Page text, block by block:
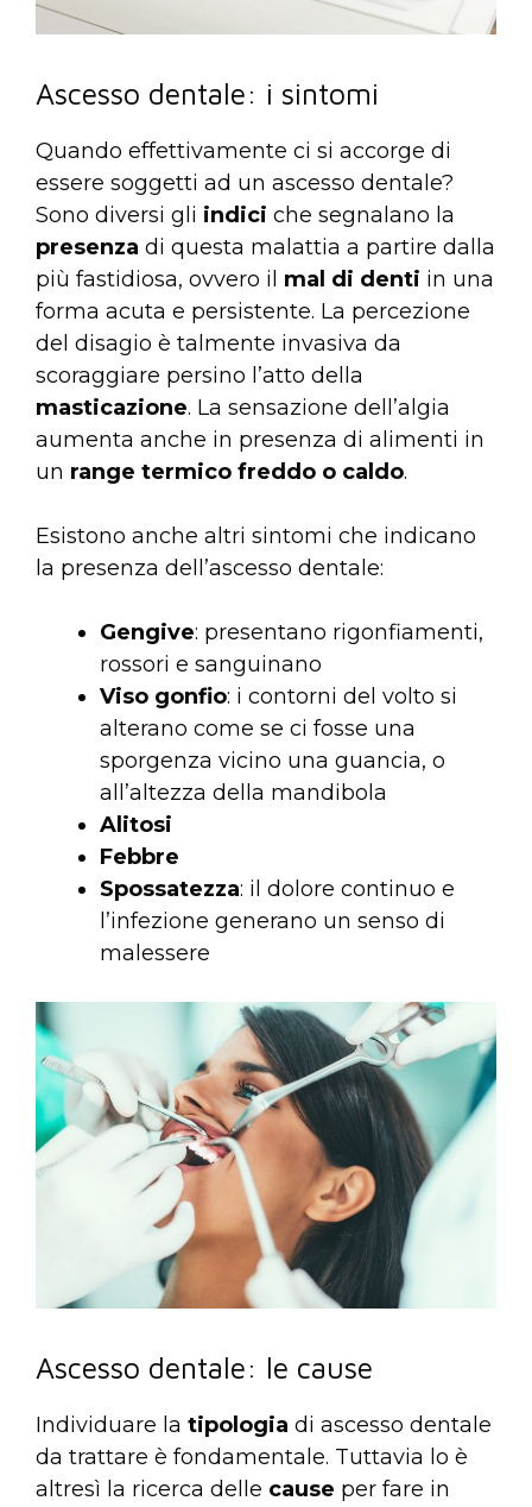
Ascesso dentale: i sintomi
Quando effettivamente ci si accorge di
essere soggetti ad un ascesso dentale?
Sono diversi gli indici che segnalano la
presenza di questa malattia a partire dalla
più fastidiosa, ovvero il mal di denti in una
forma acuta e persistente. La percezione
del disagio è talmente invasiva da
scoraggiare persino l’atto della
masticazione. La sensazione dell’algia
aumenta anche in presenza di alimenti in
un range termico freddo o caldo.
Esistono anche altri sintomi che indicano
la presenza dell’ascesso dentale:
Gengive: presentano rigonfiamenti,
rossori e sanguinano
Viso gonfio: i contorni del volto si
alterano come se ci fosse una
sporgenza vicino una guancia, o
all’altezza della mandibola
Alitosi
Febbre
Spossatezza: il dolore continuo e
l’infezione generano un senso di
malessere
Ascesso dentale: le cause
Individuare la tipologia di ascesso dentale
da trattare è fondamentale. Tuttavia lo è
altresì la ricerca delle cause per fare in